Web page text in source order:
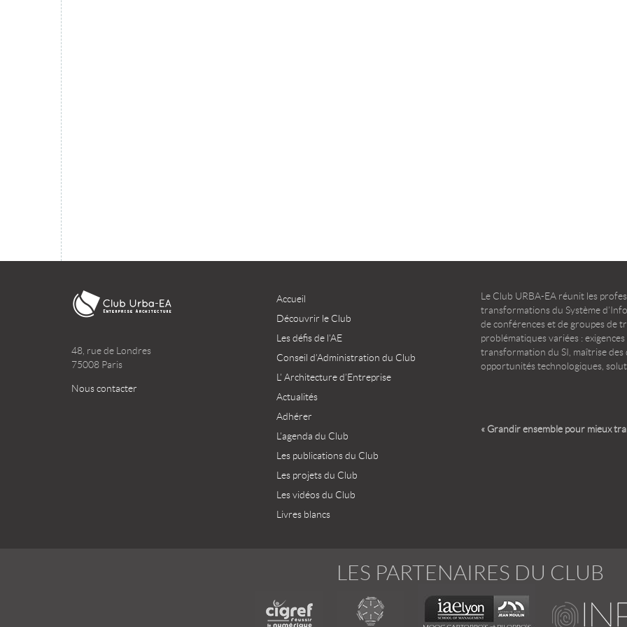
48, rue de Londres
75008 Paris
Nous contacter
Accueil
Découvrir le Club
Les défis de l’AE
Conseil d’Administration du Club
L’ Architecture d’Entreprise
Actualités
Adhérer
L’agenda du Club
Les publications du Club
Les projets du Club
Les vidéos du Club
Livres blancs
Le Club URBA-EA réunit les
transformations du Système
de conférences et de groupes de
problématiques variées :
transformation du SI, maîtrise des
opportunités technologiques,
« Grandir ensemble pour mieux
LES PARTENAIRES DU CLUB